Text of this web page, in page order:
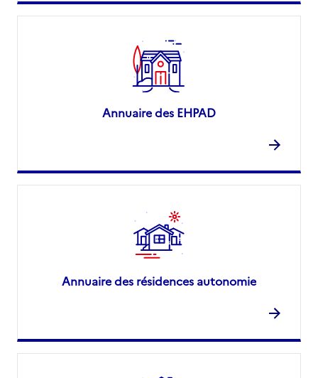
Annuaire des EHPAD
Annuaire des résidences autonomie